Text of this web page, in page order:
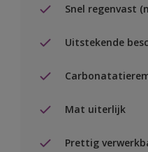
Snel regenvast
Uitstekende
Mat uiterlijk
Prettig